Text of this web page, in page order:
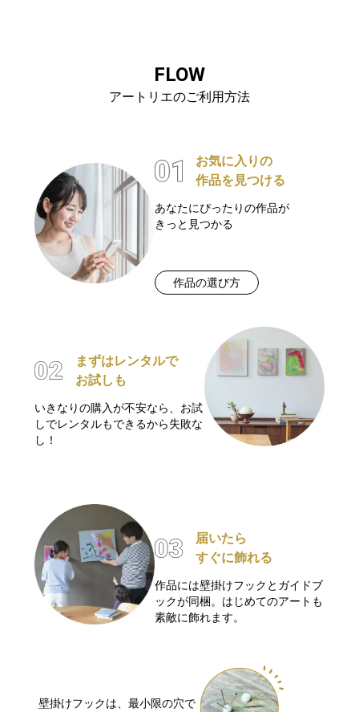
FLOW
アートリエのご利用方法
お気に入りの
作品を見つける
あなたにぴったりの作品が
きっと見つかる
作品の選び方
まずはレンタルで
お試しも
いきなりの購入が不安なら、お試
しでレンタルもできるから失敗な
し！
届いたら
すぐに飾れる
作品には壁掛けフックとガイドブ
ックが同梱。はじめてのアートも
素敵に飾れます。
壁掛けフックは、最小限の穴で